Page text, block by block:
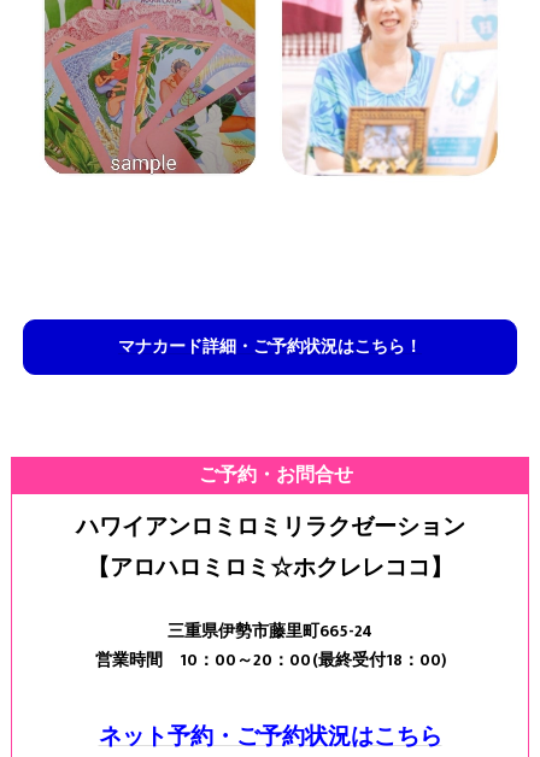
マナカード詳細・ご予約状況はこちら！
ご予約・お問合せ
ハワイアンロミロミリラクゼーション
【アロハロミロミ☆ホクレレココ】
三重県伊勢市藤里町665-24
営業時間 10：00～20：00(最終受付18：00)
ネット予約・ご予約状況はこちら